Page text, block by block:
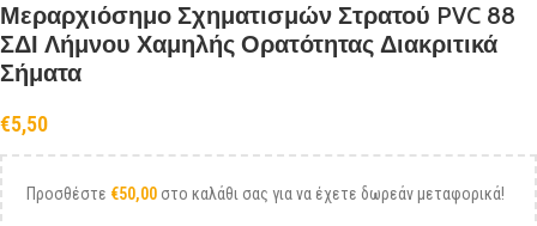
Μεραρχιόσημο Σχηματισμών Στρατού PVC 88
ΣΔΙ Λήμνου Χαμηλής Ορατότητας Διακριτικά
Σήματα
€5,50
Προσθέστε €50,00 στο καλάθι σας για να έχετε δωρεάν μεταφορικά!